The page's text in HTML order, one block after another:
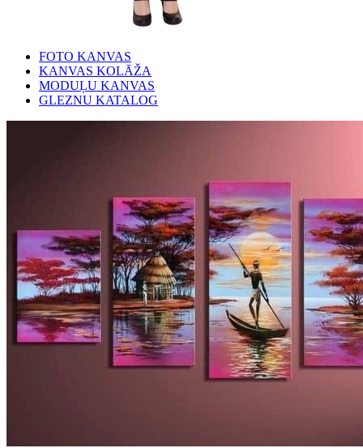
FOTO KANVAS
KANVAS KOLĀŽA
MODUĻU KANVAS
GLEZNU KATALOG